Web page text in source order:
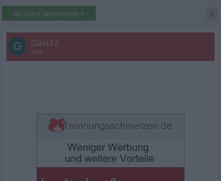
Als Gast antworten + 2
G Gast32
Gast